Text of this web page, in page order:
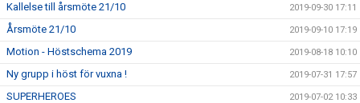
Kallelse till årsmöte 21/10 2019-09-30 17:11
Årsmöte 21/10 2019-09-10 17:19
Motion - Höstschema 2019 2019-08-18 10:10
Ny grupp i höst för vuxna ! 2019-07-31 17:57
SUPERHEROES 2019-07-02 10:33